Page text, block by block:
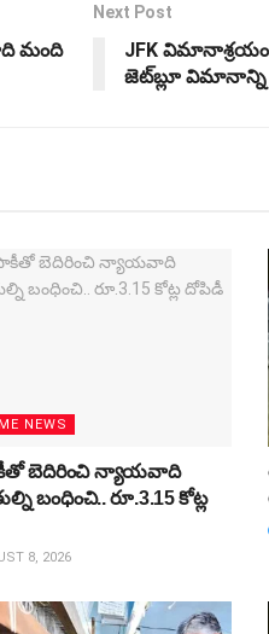
మంది
Next Post
JFK
జెట్‌బ్లూ విమానాన్ని
NEWS
బెదిరించి న్యాయవాది
బంధించి.. రూ.3.15 కోట్ల
8, 2026